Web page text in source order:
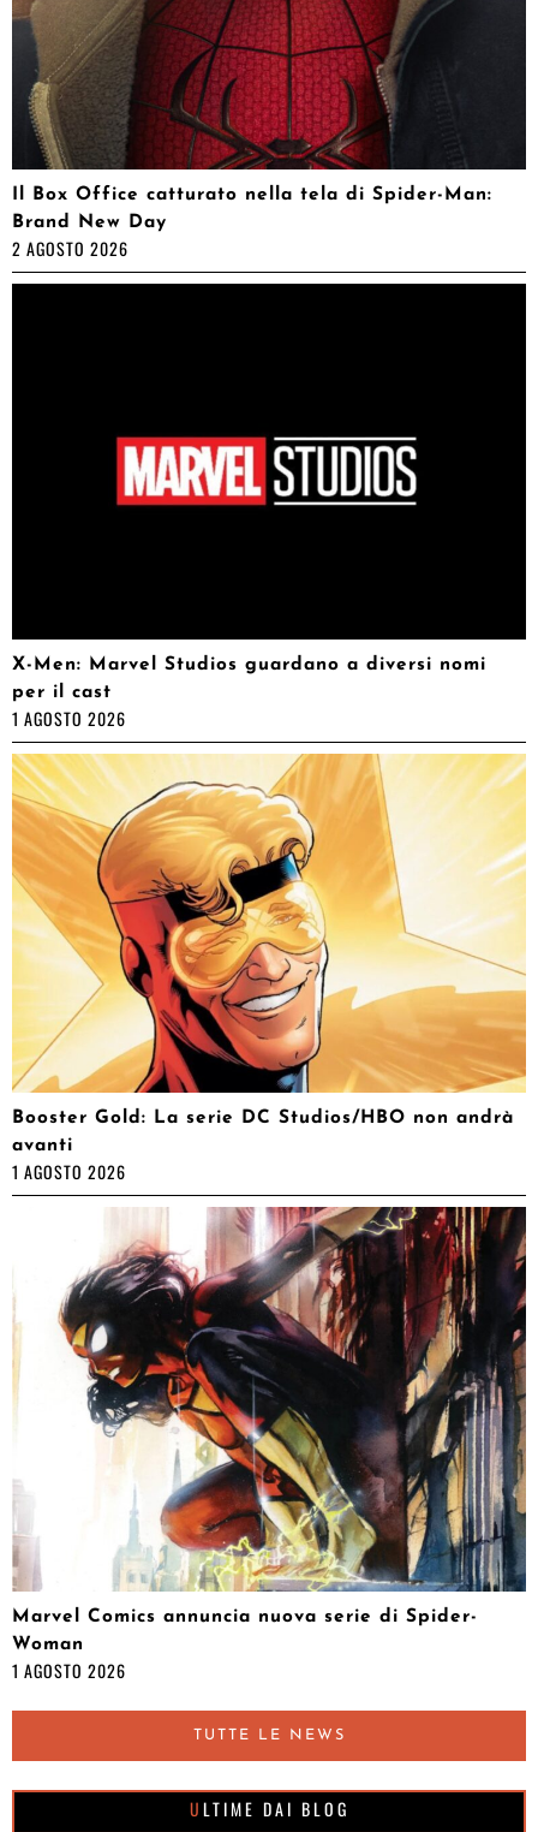
Il Box Office catturato nella tela di Spider-Man:
Brand New Day
2 AGOSTO 2026
X-Men: Marvel Studios guardano a diversi nomi
per il cast
1 AGOSTO 2026
Booster Gold: La serie DC Studios/HBO non andrà
avanti
1 AGOSTO 2026
Marvel Comics annuncia nuova serie di Spider-
Woman
1 AGOSTO 2026
TUTTE LE NEWS
ULTIME DAI BLOG